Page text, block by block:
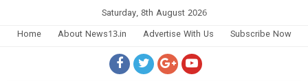
Saturday, 8th August 2026
Home
About News13.in Advertise With Us Subscribe Now